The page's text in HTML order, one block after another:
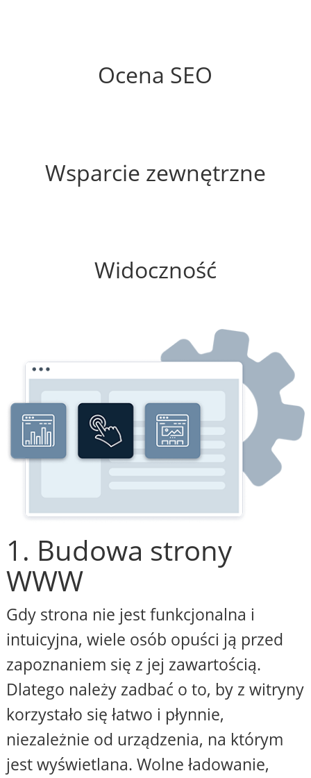
Ocena SEO
Wsparcie zewnętrzne
Widoczność
1. Budowa strony
WWW
Gdy strona nie jest funkcjonalna i
intuicyjna, wiele osób opuści ją przed
zapoznaniem się z jej zawartością.
Dlatego należy zadbać o to, by z witryny
korzystało się łatwo i płynnie,
niezależnie od urządzenia, na którym
jest wyświetlana. Wolne ładowanie,